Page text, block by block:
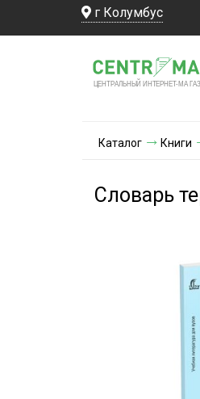
г Колумбус
ЦЕНТРАЛЬНЫЙ ИНТЕРНЕТ-МА ГА
Каталог Книги
Словарь